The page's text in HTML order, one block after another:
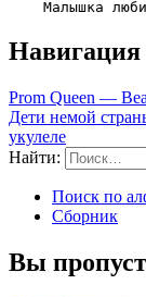
Навигация
Prom Queen —
Дети немой
укулеле
Найти:
Поиск по
Сборник
Вы